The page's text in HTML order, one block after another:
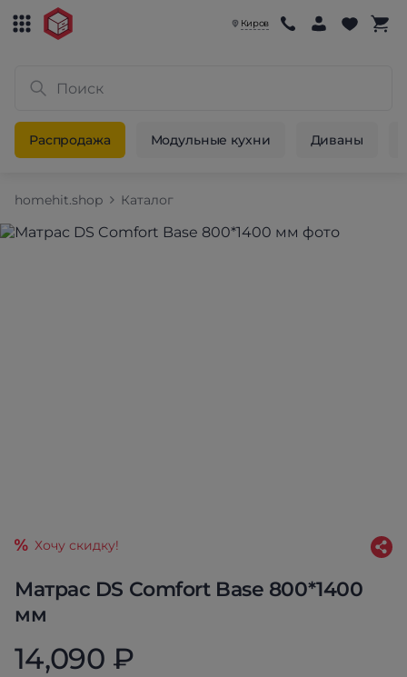
Киров
Распродажа Модульные кухни Диваны
homehit.shop Каталог
Матрас DS Comfort Base 800*1400
мм
Хочу скидку!
14,090 ₽